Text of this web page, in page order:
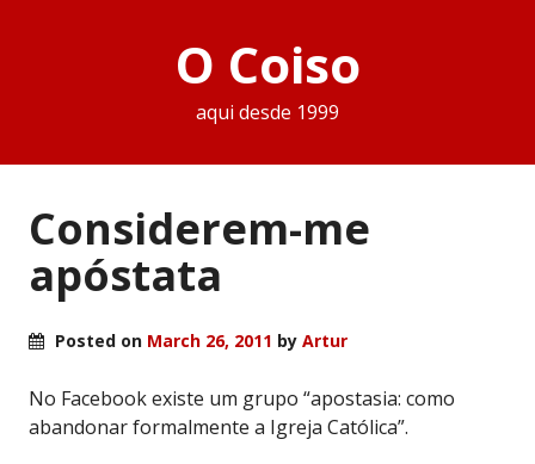
O Coiso
aqui desde 1999
Considerem-me
apóstata
Posted on March 26, 2011 by Artur
No Facebook existe um grupo “apostasia: como
abandonar formalmente a Igreja Católica”.